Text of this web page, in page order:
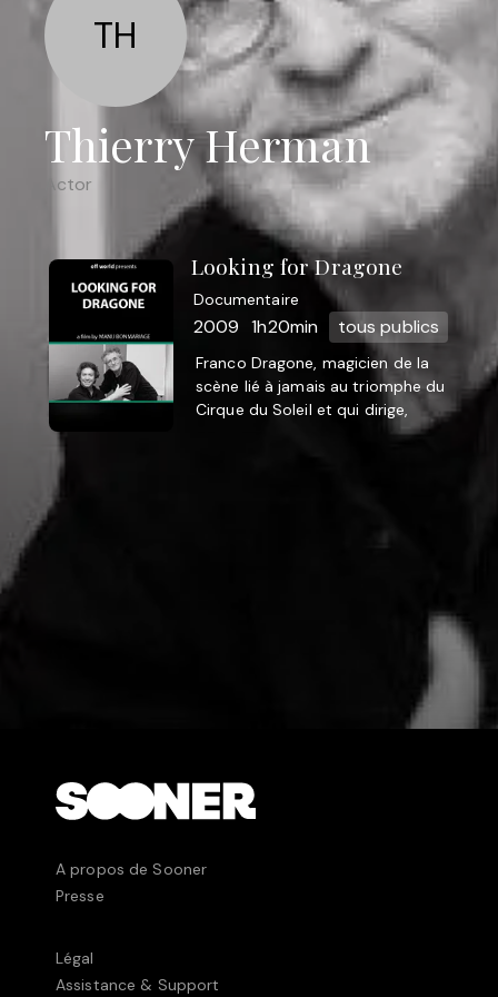
TH
Thierry Herman
Actor
Looking for Dragone
Documentaire
2009 1h20min tous publics
Franco Dragone, magicien de la
scène lié à jamais au triomphe du
Cirque du Soleil et qui dirige,
A propos de Sooner
Presse
Légal
Assistance & Support